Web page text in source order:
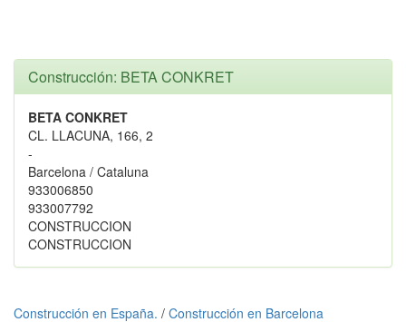
Construcción: BETA CONKRET
BETA CONKRET
CL. LLACUNA, 166, 2
-
Barcelona / Cataluna
933006850
933007792
CONSTRUCCION
CONSTRUCCION
Construcción en España. / Construcción en Barcelona